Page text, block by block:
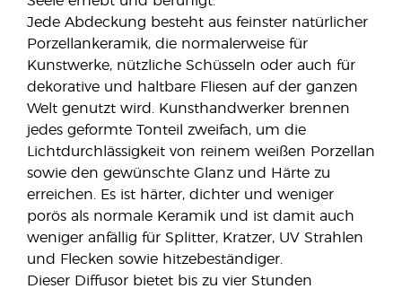
Jede Abdeckung besteht aus feinster natürlicher
Porzellankeramik, die normalerweise für
Kunstwerke, nützliche Schüsseln oder auch für
dekorative und haltbare Fliesen auf der ganzen
Welt genutzt wird. Kunsthandwerker brennen
jedes geformte Tonteil zweifach, um die
Lichtdurchlässigkeit von reinem weißen Porzellan
sowie den gewünschte Glanz und Härte zu
erreichen. Es ist härter, dichter und weniger
porös als normale Keramik und ist damit auch
weniger anfällig für Splitter, Kratzer, UV Strahlen
und Flecken sowie hitzebeständiger.
Dieser Diffusor bietet bis zu vier Stunden